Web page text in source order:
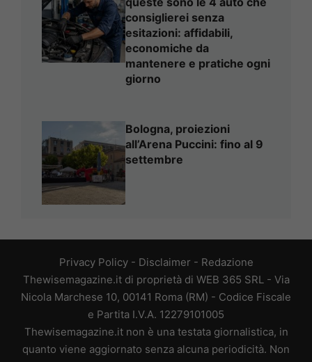
consiglierei senza
esitazioni: affidabili,
economiche da
mantenere e pratiche ogni
giorno
Bologna, proiezioni
all’Arena Puccini: fino al 9
settembre
Privacy Policy- Disclaimer - Redazione
Thewisemagazine.it di proprietà di WEB 365 SRL - Via
Nicola Marchese 10, 00141 Roma (RM) - Codice Fiscale
e Partita I.V.A. 12279101005
Thewisemagazine.it non è una testata giornalistica, in
quanto viene aggiornato senza alcuna periodicità. Non